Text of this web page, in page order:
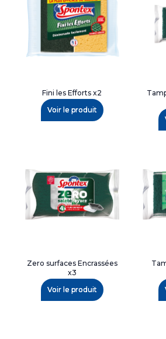
Fini les Efforts x2
Voir le produit
Zero surfaces Encrassées
x3
Voir le produit